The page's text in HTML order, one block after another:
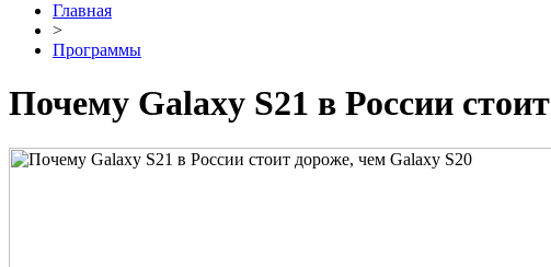
Главная
>
Программы
Почему Galaxy S21 в России